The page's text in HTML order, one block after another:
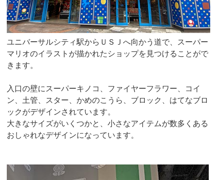
ユニバーサルシティ駅からＵＳＪへ向かう道で、スーパー
マリオのイラストが描かれたショップを見つけることがで
きます。
入口の壁にスーパーキノコ、ファイヤーフラワー、コイ
ン、土管、スター、かめのこうら、ブロック、はてなブロ
ックがデザインされています。
大きなサイズがいくつかと、小さなアイテムが数多くある
おしゃれなデザインになっています。